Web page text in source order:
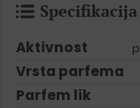
Aktivnost
Vrsta parfema
Parfem lik